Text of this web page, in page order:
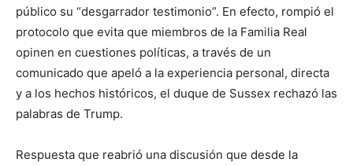
público su “desgarrador testimonio”. En efecto, rompió el
protocolo que evita que miembros de la Familia Real
opinen en cuestiones políticas, a través de un
comunicado que apeló a la experiencia personal, directa
y a los hechos históricos, el duque de Sussex rechazó las
palabras de Trump.
Respuesta que reabrió una discusión que desde la